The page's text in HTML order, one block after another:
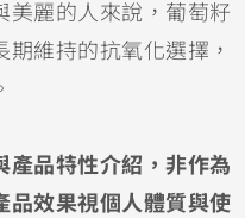
美麗的人來說，葡萄籽
維持的抗氧化選擇，
產品特性介紹，非作為
品效果視個人體質與使